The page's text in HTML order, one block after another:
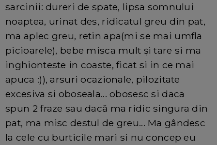
sarcinii: dureri de spate, lipsa somnului
noaptea, urinat des, ridicatul greu din pat,
ma aplec greu, retin apa(mi se mai umfla
picioarele), bebe misca mult și tare si ma
inghionteste in coaste, ficat si in ce mai
apuca :)), arsuri ocazionale, pilozitate
excesiva si oboseala... obosesc si daca
spun 2 fraze sau dacă ma ridic singura din
pat, ma misc destul de greu... Ma gândesc
la cele cu burticile mari si nu concep eu